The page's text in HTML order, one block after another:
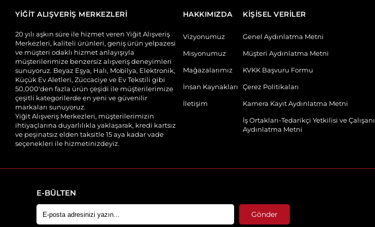
YİĞİT ALIŞVERİŞ MERKEZLERİ
20 yılı aşkın süre ile hizmet veren Yiğit Alışveriş
Merkezleri, kaliteli ürünleri, geniş ürün yelpazesi
ve müşteri odaklı hizmet anlayışıyla
müşterilerimize benzersiz alışveriş deneyimleri
sunuyoruz. Beyaz Eşya, Halı, Mobilya, Elektronik,
Küçük Ev Aletleri, Züccaciye ve Ev Tekstili gibi
50,000'den fazla ürün çeşidi ile müşterilerimize
çeşitli kategorilerde en yeni ve güvenilir
markaları sunuyoruz.
Yiğit Alışveriş Merkezleri, müşterilerimizin
ihtiyaçlarına duyarlılıkla yaklaşarak, kredi kartsız
ve peşinatsız elden taksitle 15 aya kadar vade
seçenekleri ile hizmetinizdeyiz.
HAKKIMIZDA
Vizyonumuz
Misyonumuz
Mağazalarımız
İnsan Kaynakları
İletişim
KİŞİSEL VERİLER
Genel Aydınlatma Metni
Müşteri Aydınlatma Metni
KVKK Başvuru Formu
Çerez Politikaları
Kamera Kayıt Aydınlatma Metni
İş Ortakları-Tedarikçi Yetkilisi ve Çalışanı
Aydınlatma Metni
E-BÜLTEN
Gönder